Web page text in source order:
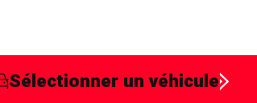
Sélectionner un véhicule